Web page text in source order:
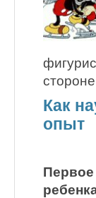
Как
опыт
Первое